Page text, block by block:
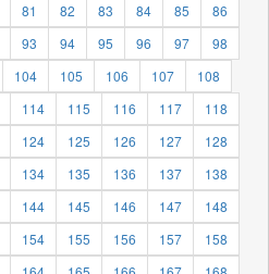
81 82 83 84 85
86
93 94 95 96 97
98
104 105 106 107
108
114 115 116 117
118
124 125 126 127
128
134 135 136 137
138
144 145 146 147
148
154 155 156 157
158